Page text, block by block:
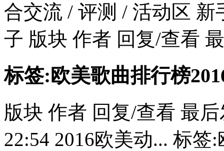
合交流 / 评测 / 活动区
子 版块 作者 回复/查看
标签:欧美歌曲排行榜
版块 作者 回复/查看 最后
22:54 2016欧美动... 标签